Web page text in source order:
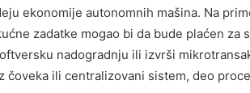
ekonomije autonomnih mašina. Na
zadatke mogao bi da bude plaćen za
nadogradnju ili izvrši
čoveka ili centralizovani sistem, deo